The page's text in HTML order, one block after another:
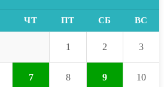
ЧТ ПТ СБ ВС
1 2 3
7 8 9 10